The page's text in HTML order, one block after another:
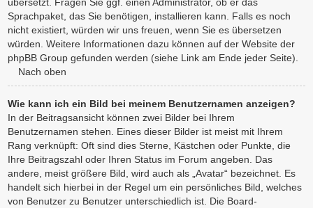
Sprachpaket, das Sie benötigen, installieren kann. Falls es noch
nicht existiert, würden wir uns freuen, wenn Sie es übersetzen
würden. Weitere Informationen dazu können auf der Website der
phpBB Group gefunden werden (siehe Link am Ende jeder Seite).
Nach oben
Wie kann ich ein Bild bei meinem Benutzernamen anzeigen?
In der Beitragsansicht können zwei Bilder bei Ihrem
Benutzernamen stehen. Eines dieser Bilder ist meist mit Ihrem
Rang verknüpft: Oft sind dies Sterne, Kästchen oder Punkte, die
Ihre Beitragszahl oder Ihren Status im Forum angeben. Das
andere, meist größere Bild, wird auch als „Avatar“ bezeichnet. Es
handelt sich hierbei in der Regel um ein persönliches Bild, welches
von Benutzer zu Benutzer unterschiedlich ist. Die Board-